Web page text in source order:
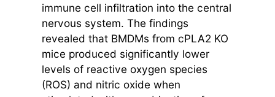
immune cell infiltration into the central
nervous system. The findings
revealed that BMDMs from cPLA2 KO
mice produced significantly lower
levels of reactive oxygen species
(ROS) and nitric oxide when